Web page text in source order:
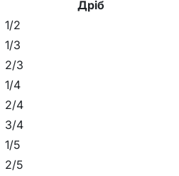
Дріб
1/2
1/3
2/3
1/4
2/4
3/4
1/5
2/5